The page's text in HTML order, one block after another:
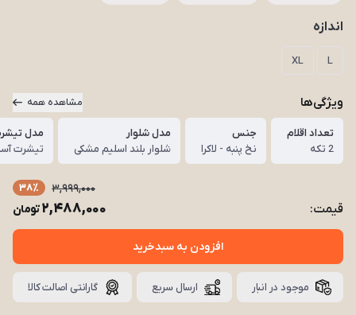
اندازه
L
XL
ویژگی‌ها مشاهده همه
تعداد اقلام
2 تکه
جنس
نخ پنبه - لاکرا
مدل شلوار
شلوار بلند اسلیم مشکی
مدل
تیشرت
قیمت:
3,999,000 38٪
2,488,000تومان
افزودن به سبدخرید
موجود در انبار ارسال سریع گارانتی اصالت کالا